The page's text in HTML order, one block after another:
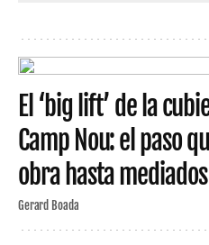
El ‘big lift’ de la
Camp Nou: el paso
obra hasta
Gerard Boada